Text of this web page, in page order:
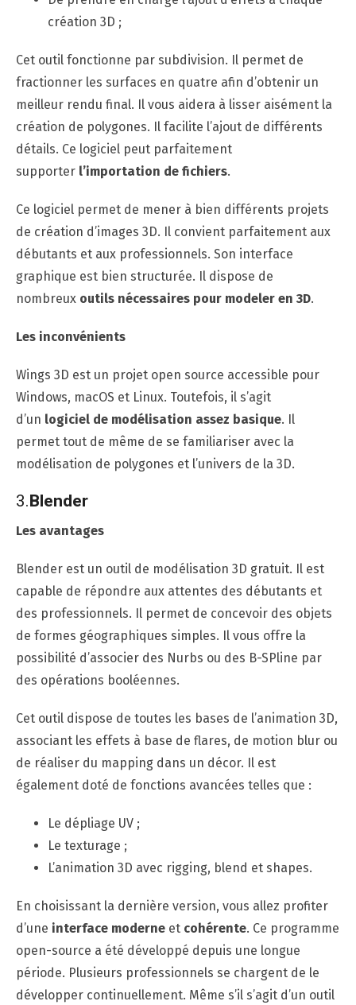
création 3D ;
Cet outil fonctionne par subdivision. Il permet de
fractionner les surfaces en quatre afin d’obtenir un
meilleur rendu final. Il vous aidera à lisser aisément la
création de polygones. Il facilite l’ajout de différents
détails. Ce logiciel peut parfaitement
supporter l’importation de fichiers.
Ce logiciel permet de mener à bien différents projets
de création d’images 3D. Il convient parfaitement aux
débutants et aux professionnels. Son interface
graphique est bien structurée. Il dispose de
nombreux outils nécessaires pour modeler en 3D.
Les inconvénients
Wings 3D est un projet open source accessible pour
Windows, macOS et Linux. Toutefois, il s’agit
d’un logiciel de modélisation assez basique. Il
permet tout de même de se familiariser avec la
modélisation de polygones et l’univers de la 3D.
3.Blender
Les avantages
Blender est un outil de modélisation 3D gratuit. Il est
capable de répondre aux attentes des débutants et
des professionnels. Il permet de concevoir des objets
de formes géographiques simples. Il vous offre la
possibilité d’associer des Nurbs ou des B-SPline par
des opérations booléennes.
Cet outil dispose de toutes les bases de l’animation 3D,
associant les effets à base de flares, de motion blur ou
de réaliser du mapping dans un décor. Il est
également doté de fonctions avancées telles que :
Le dépliage UV ;
Le texturage ;
L’animation 3D avec rigging, blend et shapes.
En choisissant la dernière version, vous allez profiter
d’une interface moderne et cohérente. Ce programme
open-source a été développé depuis une longue
période. Plusieurs professionnels se chargent de le
développer continuellement. Même s’il s’agit d’un outil